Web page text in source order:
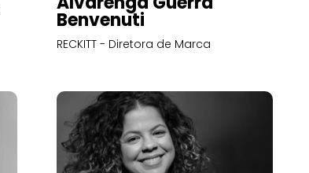
Benvenuti
RECKITT - Diretora de Marca